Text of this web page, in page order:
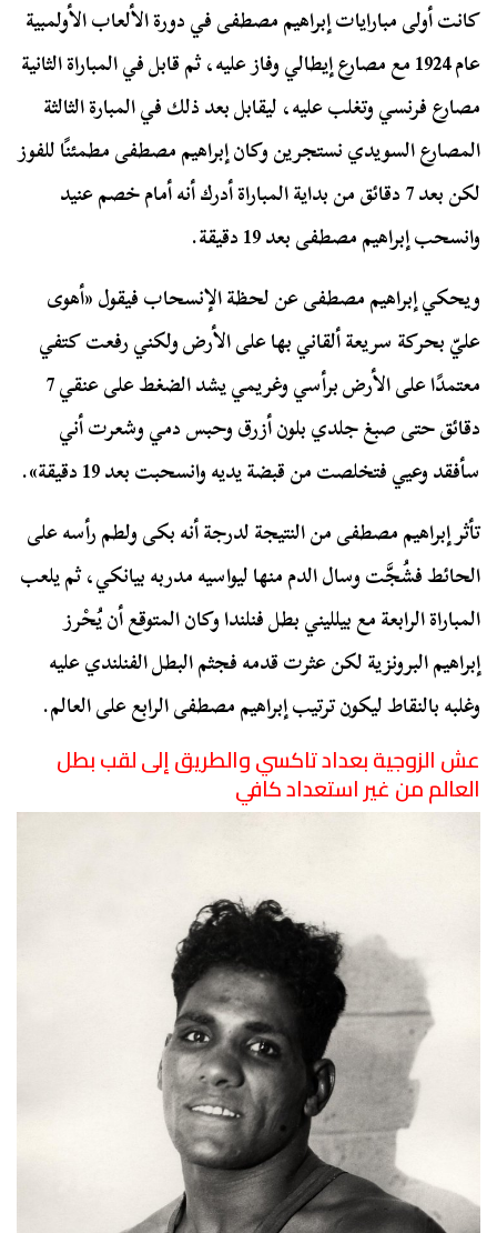
كانت أولى مبارايات إبراهيم مصطفى في دورة الألعاب الأولمبية
عام 1924 مع مصارع إيطالي وفاز عليه، ثم قابل في المباراة الثانية
مصارع فرنسي وتغلب عليه، ليقابل بعد ذلك في المبارة الثالثة
المصارع السويدي نستجرين وكان إبراهيم مصطفى مطمئنًا للفوز
لكن بعد 7 دقائق من بداية المباراة أدرك أنه أمام خصم عنيد
وانسحب إبراهيم مصطفى بعد 19 دقيقة.
ويحكي إبراهيم مصطفى عن لحظة الإنسحاب فيقول «أهوى
عليّ بحركة سريعة ألقاني بها على الأرض ولكني رفعت كتفي
معتمدًا على الأرض برأسي وغريمي يشد الضغط على عنقي 7
دقائق حتى صبغ جلدي بلون أزرق وحبس دمي وشعرت أني
سأفقد وعيي فتخلصت من قبضة يديه وانسحبت بعد 19 دقيقة».
تأثر إبراهيم مصطفى من النتيجة لدرجة أنه بكى ولطم رأسه على
الحائط فشُجَّت وسال الدم منها ليواسيه مدربه بيانكي، ثم يلعب
المباراة الرابعة مع بيلليني بطل فنلندا وكان المتوقع أن يُحْرز
إبراهيم البرونزية لكن عثرت قدمه فجثم البطل الفنلندي عليه
وغلبه بالنقاط ليكون ترتيب إبراهيم مصطفى الرابع على العالم.
عش الزوجية بعداد تاكسي والطريق إلى لقب بطل
العالم من غير استعداد كافي